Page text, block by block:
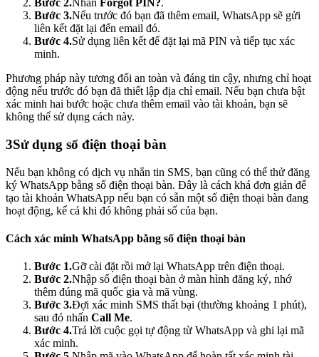
Bước 2.Nhấn Forgot PIN?.
Bước 3.Nếu trước đó bạn đã thêm email, WhatsApp sẽ gửi
liên kết đặt lại đến email đó.
Bước 4.Sử dụng liên kết để đặt lại mã PIN và tiếp tục xác
minh.
Phương pháp này tương đối an toàn và đáng tin cậy, nhưng chỉ hoạt
động nếu trước đó bạn đã thiết lập địa chỉ email. Nếu bạn chưa bật
xác minh hai bước hoặc chưa thêm email vào tài khoản, bạn sẽ
không thể sử dụng cách này.
3Sử dụng số điện thoại bàn
Nếu bạn không có dịch vụ nhắn tin SMS, bạn cũng có thể thử đăng
ký WhatsApp bằng số điện thoại bàn. Đây là cách khá đơn giản để
tạo tài khoản WhatsApp nếu bạn có sẵn một số điện thoại bàn đang
hoạt động, kể cả khi đó không phải số của bạn.
Cách xác minh WhatsApp bằng số điện thoại bàn
Bước 1.Gỡ cài đặt rồi mở lại WhatsApp trên điện thoại.
Bước 2.Nhập số điện thoại bàn ở màn hình đăng ký, nhớ
thêm đúng mã quốc gia và mã vùng.
Bước 3.Đợi xác minh SMS thất bại (thường khoảng 1 phút),
sau đó nhấn Call Me.
Bước 4.Trả lời cuộc gọi tự động từ WhatsApp và ghi lại mã
xác minh.